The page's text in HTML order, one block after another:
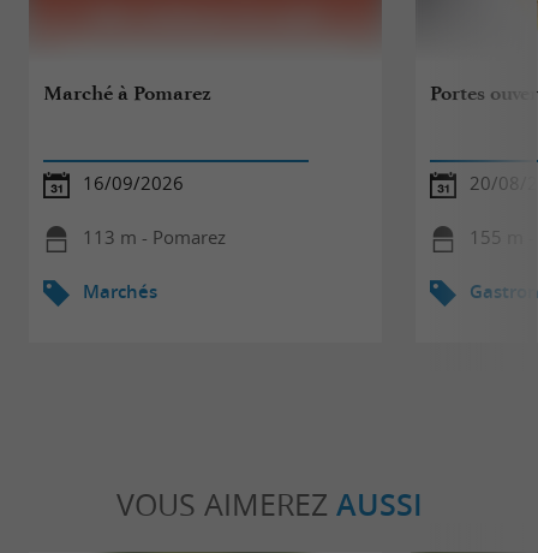
Marché à Pomarez
16/09/2026
113 m - Pomarez
Marchés
Portes
20/08/
155 m
VOUS AIMEREZ AUSSI